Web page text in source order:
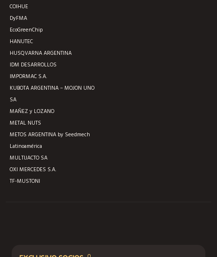
COIHUE
DyFMA
EcoGreenChip
HANUTEC
HUSQVARNA ARGENTINA
IDM DESARROLLOS
IMPORMAC S.A.
KUBOTA ARGENTINA – MOJON UNO
SA
MAÑEZ y LOZANO
METAL NUTS
METOS ARGENTINA by Seedmech
Latinoamérica
MULTIJACTO SA
OXI MERCEDES S.A.
TF-MUSTONI